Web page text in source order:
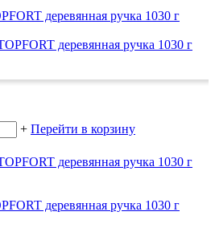
деревянная ручка 1030 г
+ Перейти в корзину
деревянная ручка 1030 г